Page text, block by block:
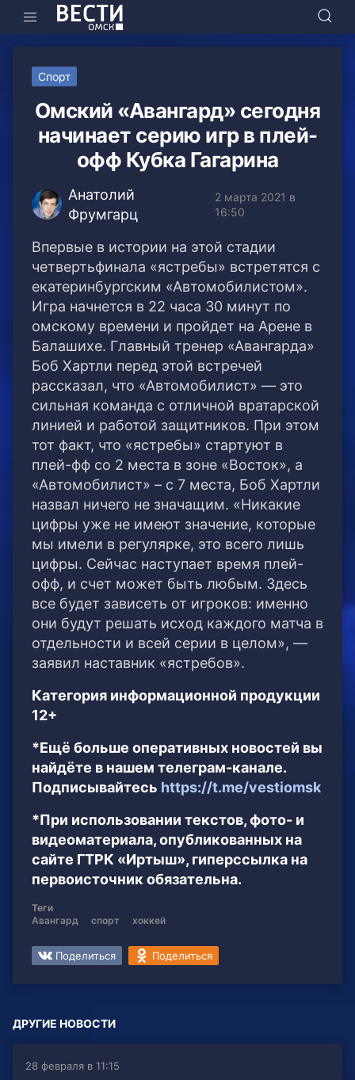
Спорт
Омский «Авангард» сегодня
начинает серию игр в плей-
офф Кубка Гагарина
Анатолий
Фрумгарц
2 марта 2021 в
16:50
Впервые в истории на этой стадии
четвертьфинала «ястребы» встретятся с
екатеринбургским «Автомобилистом».
Игра начнется в 22 часа 30 минут по
омскому времени и пройдет на Арене в
Балашихе. Главный тренер «Авангарда»
Боб Хартли перед этой встречей
рассказал, что «Автомобилист» — это
сильная команда с отличной вратарской
линией и работой защитников. При этом
тот факт, что «ястребы» стартуют в
плей-фф со 2 места в зоне «Восток», а
«Автомобилист» – с 7 места, Боб Хартли
назвал ничего не значащим. «Никакие
цифры уже не имеют значение, которые
мы имели в регулярке, это всего лишь
цифры. Сейчас наступает время плей-
офф, и счет может быть любым. Здесь
все будет зависеть от игроков: именно
они будут решать исход каждого матча в
отдельности и всей серии в целом», —
заявил наставник «ястребов».
Категория информационной продукции
12+
*Ещё больше оперативных новостей вы
найдёте в нашем телеграм-канале.
Подписывайтесь https://t.me/vestiomsk
*При использовании текстов, фото- и
видеоматериала, опубликованных на
сайте ГТРК «Иртыш», гиперссылка на
первоисточник обязательна.
Теги
Авангард
спорт хоккей
Поделиться Поделиться
ДРУГИЕ НОВОСТИ
28 февраля в 11:15